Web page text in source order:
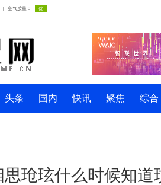
头条 国内 快讯 聚焦 综合
思玱玹什么时候知道